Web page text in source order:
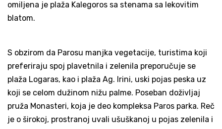
omiljena je plaža Kalegoros sa stenama sa lekovitim
blatom.
S obzirom da Parosu manjka vegetacije, turistima koji
preferiraju spoj plavetnila i zelenila preporučuje se
plaža Logaras, kao i plaža Ag. Irini, uski pojas peska uz
koji se celom dužinom nižu palme. Poseban doživljaj
pruža Monasteri, koja je deo kompleksa Paros parka. Reč
je o širokoj, prostranoj uvali ušuškanoj u pojas zelenila i